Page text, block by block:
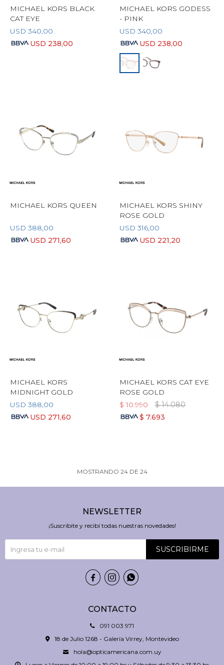
MICHAEL KORS BLACK
CAT EYE
USD 340,00
USD 238,00
MICHAEL KORS GODESS
- PINK
USD 340,00
USD 238,00
MICHAEL KORS QUEEN
USD 388,00
USD 271,60
MICHAEL KORS SHINY
ROSE GOLD
USD 316,00
USD 221,20
MICHAEL KORS
MIDNIGHT GOLD
USD 388,00
USD 271,60
MICHAEL KORS CAT EYE
ROSE GOLD
$ 10.990 $ 14.080
$ 7.693
MOSTRANDO 24DE 24
CONTACTO
091 003 971
18 de Julio 1268 - Galería Virrey, Montevideo
hola@opticamericana.com.uy
NEWSLETTER
¡Suscribite y recibí todas nuestras novedades!
SUSCRIBIRME
  